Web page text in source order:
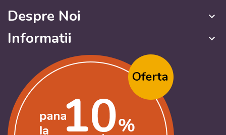
Despre Noi keyboard_arrow_down
Informatii keyboard_arrow_down